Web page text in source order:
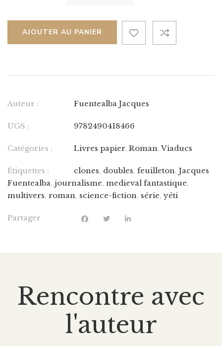
AJOUTER AU PANIER
Auteur : Fuentealba Jacques
UGS : 9782490418466
Catégories : Livres papier, Roman,Viaducs
Étiquettes : clones, doubles, feuilleton, Jacques
Fuentealba, journalisme, medieval fantastique,
multivers, roman, science-fiction, série, yéti
Partager
Rencontre avec
l'auteur